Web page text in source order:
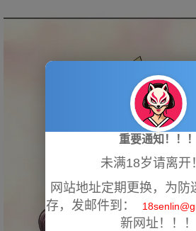
重要通知！！！
未满18岁请离开
网站地址定期更换，为防
存，发邮件到：
新网址！！！